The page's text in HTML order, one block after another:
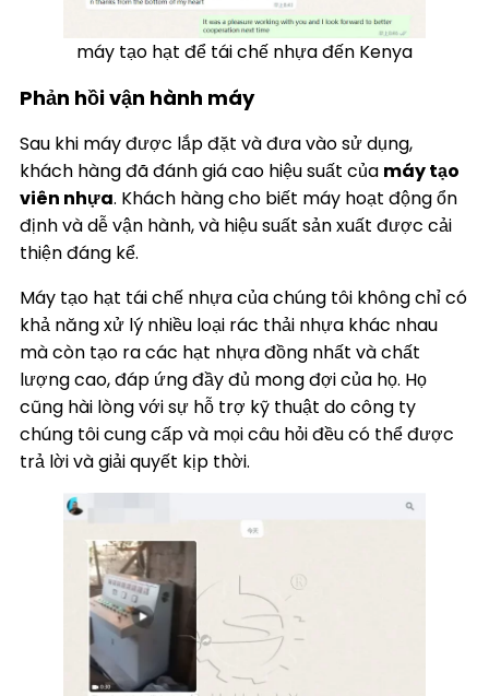
máy tạo hạt để tái chế nhựa đến Kenya
Phản hồi vận hành máy
Sau khi máy được lắp đặt và đưa vào sử dụng,
khách hàng đã đánh giá cao hiệu suất của máy tạo
viên nhựa. Khách hàng cho biết máy hoạt động ổn
định và dễ vận hành, và hiệu suất sản xuất được cải
thiện đáng kể.
Máy tạo hạt tái chế nhựa của chúng tôi không chỉ có
khả năng xử lý nhiều loại rác thải nhựa khác nhau
mà còn tạo ra các hạt nhựa đồng nhất và chất
lượng cao, đáp ứng đầy đủ mong đợi của họ. Họ
cũng hài lòng với sự hỗ trợ kỹ thuật do công ty
chúng tôi cung cấp và mọi câu hỏi đều có thể được
trả lời và giải quyết kịp thời.